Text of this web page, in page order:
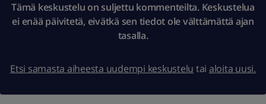
Tämä keskustelu on suljettu kommenteilta. Keskustelua
ei enää päivitetä, eivätkä sen tiedot ole välttämättä ajan
tasalla.
Etsi samasta aiheesta uudempi keskustelu tai aloita uusi.